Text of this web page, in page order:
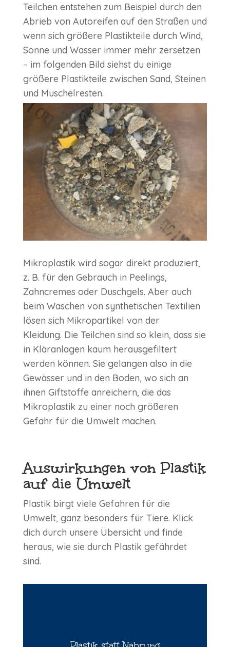
Teilchen entstehen zum Beispiel durch den
Abrieb von Autoreifen auf den Straßen und
wenn sich größere Plastikteile durch Wind,
Sonne und Wasser immer mehr zersetzen
– im folgenden Bild siehst du einige
größere Plastikteile zwischen Sand, Steinen
und Muschelresten.
Mikroplastik wird sogar direkt produziert,
z. B. für den Gebrauch in Peelings,
Zahncremes oder Duschgels. Aber auch
beim Waschen von synthetischen Textilien
lösen sich Mikropartikel von der
Kleidung. Die Teilchen sind so klein, dass sie
in Kläranlagen kaum herausgefiltert
werden können. Sie gelangen also in die
Gewässer und in den Boden, wo sich an
ihnen Giftstoffe anreichern, die das
Mikroplastik zu einer noch größeren
Gefahr für die Umwelt machen.
Auswirkungen von Plastik
auf die Umwelt
Plastik birgt viele Gefahren für die
Umwelt, ganz besonders für Tiere. Klick
dich durch unsere Übersicht und finde
heraus, wie sie durch Plastik gefährdet
sind.